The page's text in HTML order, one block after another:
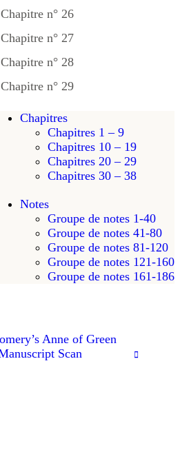
Chapitre n° 26
Chapitre n° 27
Chapitre n° 28
Chapitre n° 29
Chapitres
Chapitres 1 – 9
Chapitres 10 – 19
Chapitres 20 – 29
Chapitres 30 – 38
Notes
Groupe de notes 1-40
Groupe de notes 41-80
Groupe de notes 81-120
Groupe de notes 121-160
Groupe de notes 161-186